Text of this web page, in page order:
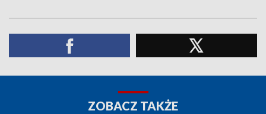
ZOBACZ TAKŻE